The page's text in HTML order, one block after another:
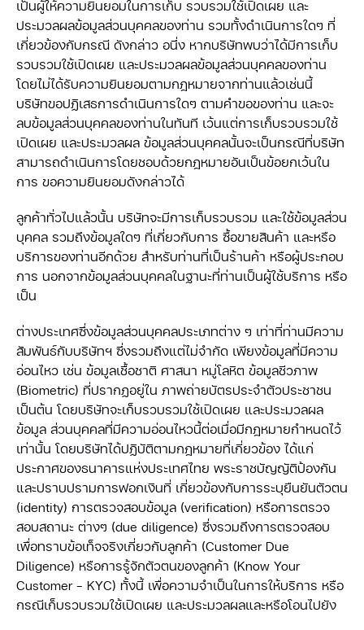
เป็นผู้ให้ความยินยอมในการเก็บ รวบรวมใช้เปิดเผย และ
ประมวลผลข้อมูลส่วนบุคคลของท่าน รวมทั้งดำเนินการใดๆ ที่
เกี่ยวข้องกับกรณี ดังกล่าว อนึ่ง หากบริษัทพบว่าได้มีการเก็บ
รวบรวมใช้เปิดเผย และประมวลผลข้อมูลส่วนบุคคลของท่าน
โดยไม่ได้รับความยินยอมตามกฎหมายจากท่านแล้วเช่นนี้
บริษัทขอปฏิเสธการดำเนินการใดๆ ตามคำขอของท่าน และจะ
ลบข้อมูลส่วนบุคคลของท่านในทันที เว้นแต่การเก็บรวบรวมใช้
เปิดเผย และประมวลผล ข้อมูลส่วนบุคคลนั้นจะเป็นกรณีที่บริษัท
สามารถดำเนินการโดยชอบด้วยกฎหมายอันเป็นข้อยกเว้นใน
การ ขอความยินยอมดังกล่าวได้
ลูกค้าทั่วไปแล้วนั้น บริษัทจะมีการเก็บรวบรวม และใช้ข้อมูลส่วน
บุคคล รวมถึงข้อมูลใดๆ ที่เกี่ยวกับการ ซื้อขายสินค้า และหรือ
บริการของท่านอีกด้วย สำหรับท่านที่เป็นร้านค้า หรือผู้ประกอบ
การ นอกจากข้อมูลส่วนบุคคลในฐานะที่ท่านเป็นผู้ใช้บริการ หรือ
เป็น
ต่างประเทศซึ่งข้อมูลส่วนบุคคลประเภทต่าง ๆ เท่าที่ท่านมีความ
สัมพันธ์กับบริษัทฯ ซึ่งรวมถึงแต่ไม่จำกัด เพียงข้อมูลที่มีความ
อ่อนไหว เช่น ข้อมูลเชื้อชาติ ศาสนา หมู่โลหิต ข้อมูลชีวภาพ
(Biometric) ที่ปรากฏอยู่ใน ภาพถ่ายบัตรประจำตัวประชาชน
เป็นต้น โดยบริษัทจะเก็บรวบรวมใช้เปิดเผย และประมวลผล
ข้อมูล ส่วนบุคคลที่มีความอ่อนไหวนี้ต่อเมื่อมีกฎหมายกำหนดไว้
เท่านั้น โดยบริษัทได้ปฏิบัติตามกฎหมายที่เกี่ยวข้อง ได้แก่
ประกาศของธนาคารแห่งประเทศไทย พระราชบัญญัติป้องกัน
และปราบปรามการฟอกเงินที่ เกี่ยวข้องกับการระบุยืนยันตัวตน
(identity) การตรวจสอบข้อมูล (verification) หรือการตรวจ
สอบสถานะ ต่างๆ (due diligence) ซึ่งรวมถึงการตรวจสอบ
เพื่อทราบข้อเท็จจริงเกี่ยวกับลูกค้า (Customer Due
Diligence) หรือการรู้จักตัวตนของลูกค้า (Know Your
Customer - KYC) ทั้งนี้ เพื่อความจำเป็นในการให้บริการ หรือ
กรณีเก็บรวบรวมใช้เปิดเผย และประมวลผลและหรือโอนไปยัง